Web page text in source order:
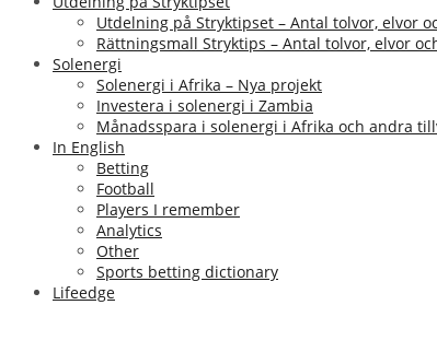
Utdelning på Stryktipset – Antal tolvor, elvor
Rättningsmall Stryktips – Antal tolvor, elvor
Solenergi
Solenergi i Afrika – Nya projekt
Investera i solenergi i Zambia
Månadsspara i solenergi i Afrika och andra
In English
Betting
Football
Players I remember
Analytics
Other
Sports betting dictionary
Lifeedge